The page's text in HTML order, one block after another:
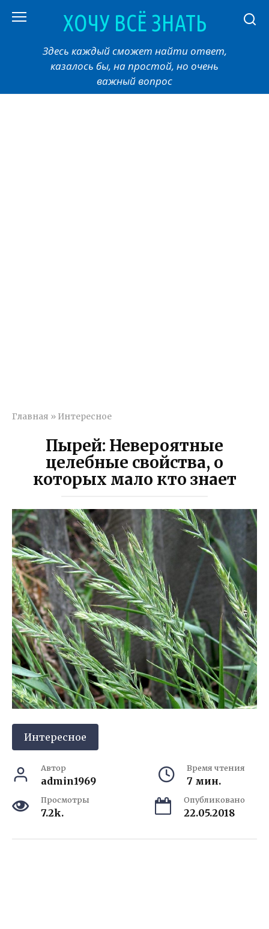
ХОЧУ ВСЁ ЗНАТЬ
Здесь каждый сможет найти ответ,
казалось бы, на простой, но очень
важный вопрос
Главная » Интересное
Пырей: Невероятные
целебные свойства, о
которых мало кто знает
Интересное
Автор
admin1969
Время чтения
7 мин.
Просмотры
7.2k.
Опубликовано
22.05.2018